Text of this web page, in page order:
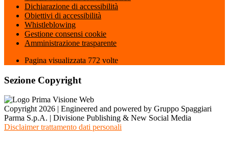
Dichiarazione di accessibilità
Obiettivi di accessibilità
Whistleblowing
Gestione consensi cookie
Amministrazione trasparente
Pagina visualizzata 772 volte
Sezione Copyright
Copyright 2026 | Engineered and powered by Gruppo Spaggiari
Parma S.p.A. | Divisione Publishing & New Social Media
Disclaimer trattamento dati personali